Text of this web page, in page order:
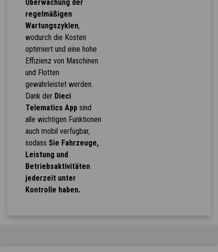
Überwachung der
regelmäßigen
Wartungszyklen,
wodurch die Kosten
optimiert und eine hohe
Effizienz von Maschinen
und Flotten
gewährleistet werden.
Dank der Dieci
Telematics Appsind
alle wichtigen Funktionen
auch mobil verfügbar,
sodass Sie Fahrzeuge,
Leistung und
Betriebsaktivitäten
jederzeit unter
Kontrolle haben.